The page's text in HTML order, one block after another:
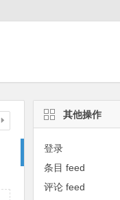
其他操作
登录
条目 feed
评论 feed